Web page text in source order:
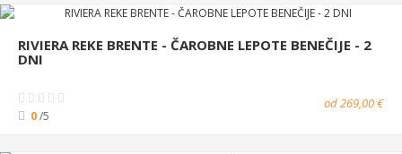
RIVIERA REKE BRENTE - ČAROBNE LEPOTE BENEČIJE - 2
DNI
0/5
od 269,00 €